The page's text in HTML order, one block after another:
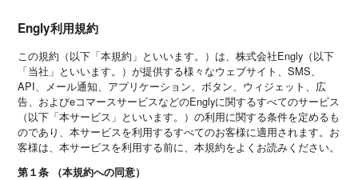
Engly利用規約
この規約（以下「本規約」といいます。）は、株式会社Engly（以下
「当社」といいます。）が提供する様々なウェブサイト、SMS、
API、メール通知、アプリケーション、ボタン、ウィジェット、広
告、およびeコマースサービスなどのEnglyに関するすべてのサービス
（以下「本サービス」といいます。）の利用に関する条件を定めるも
のであり、本サービスを利用するすべてのお客様に適用されます。お
客様は、本サービスを利用する前に、本規約をよくお読みください。
第１条 （本規約への同意）